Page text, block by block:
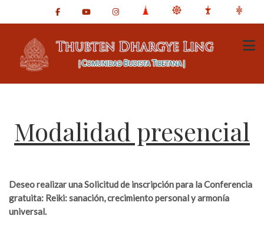
Modalidad presencial
Deseo realizar una Solicitud de inscripción para la Conferencia
gratuita: Reiki: sanación, crecimiento personal y armonía
universal.